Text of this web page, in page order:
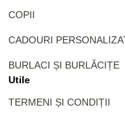
COPII
CADOURI
BURLACI ȘI BURLĂCIȚE
Utile
TERMENI ȘI CONDIȚII